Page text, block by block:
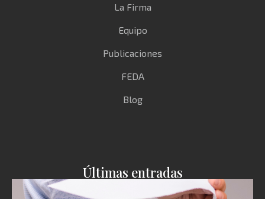
La Firma
Equipo
Publicaciones
FEDA
Blog
Últimas entradas